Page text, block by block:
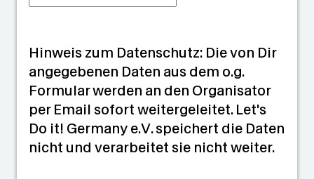
Hinweis zum Datenschutz: Die von Dir
angegebenen Daten aus dem o.g.
Formular werden an den Organisator
per Email sofort weitergeleitet. Let's
Do it! Germany e.V. speichert die Daten
nicht und verarbeitet sie nicht weiter.